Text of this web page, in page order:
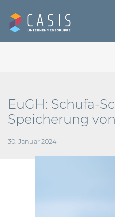
EuGH: Schufa-
Speicherung
30. Januar 2024